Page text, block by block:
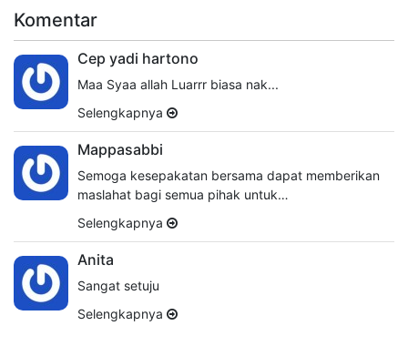
Komentar
Cep yadi hartono
Maa Syaa allah Luarrr biasa nak...
Selengkapnya
Mappasabbi
Semoga kesepakatan bersama dapat memberikan
maslahat bagi semua pihak untuk…
Selengkapnya
Anita
Sangat setuju
Selengkapnya